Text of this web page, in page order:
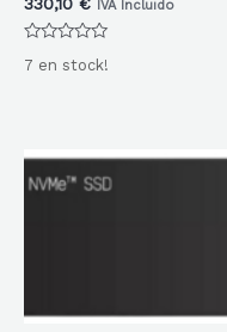
IVA Incluido
con
7 en stock!